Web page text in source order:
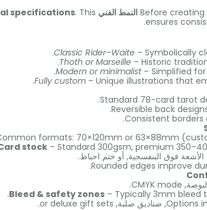
Before النمط الفني specifications. This
ensures
.
Classic Rider–Waite – Symbolically
.
Thoth or Marseille – Historic
.
Modern or minimalist – Simplified
.
Fully custom – Unique illustrations that
.
Standard 78-card tarot
.
Reversible back
.
Consistent
.
: 70×120mm or 63×88mm (
stock – Standard 300gsm, premium
الأشعة فوق البنفسجية, أو ختم احباط.
.
CMYK mode
.
Bleed & safety zones – Typically 3mm bleed
.
, صناديق صلبة, or deluxe gift sets
.